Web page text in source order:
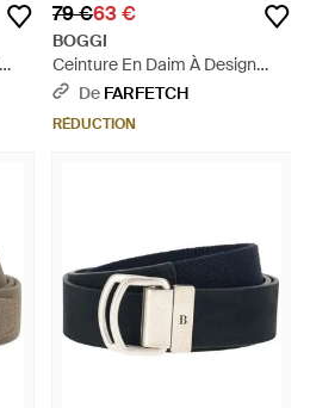
79 €63 €
BOGGI
Ceinture En Daim À Design
Tressé - Noir
De FARFETCH
RÉDUCTION